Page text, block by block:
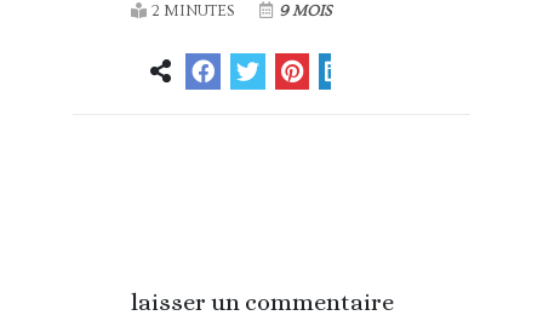
2 MINUTES
9 MOIS
laisser un commentaire